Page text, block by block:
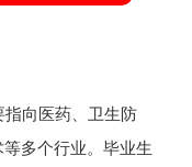
向医药、卫生防
多个行业。毕业生